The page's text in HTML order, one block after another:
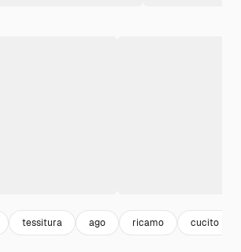
tessitura ago ricamo cucito